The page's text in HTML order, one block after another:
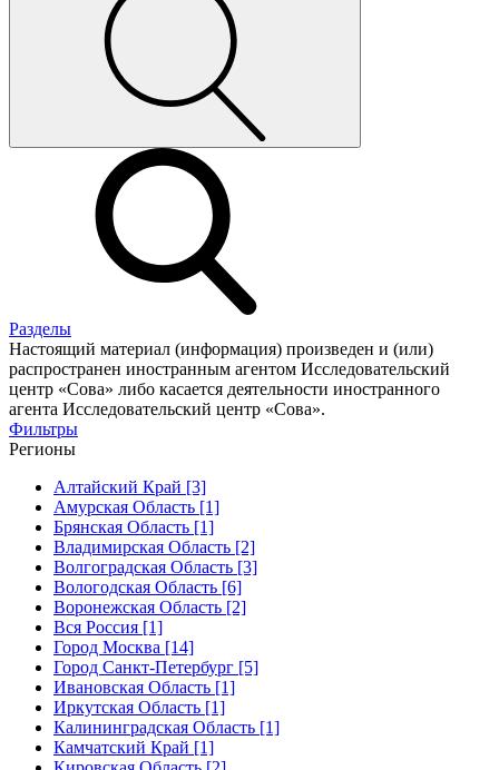
Разделы
Настоящий материал (информация) произведен и (или)
распространен иностранным агентом Исследовательский
центр «Сова» либо касается деятельности иностранного
агента Исследовательский центр «Сова».
Фильтры
Регионы
Алтайский Край [3]
Амурская Область [1]
Брянская Область [1]
Владимирская Область [2]
Волгоградская Область [3]
Вологодская Область [6]
Воронежская Область [2]
Вся Россия [1]
Город Москва [14]
Город Санкт-Петербург [5]
Ивановская Область [1]
Иркутская Область [1]
Калининградская Область [1]
Камчатский Край [1]